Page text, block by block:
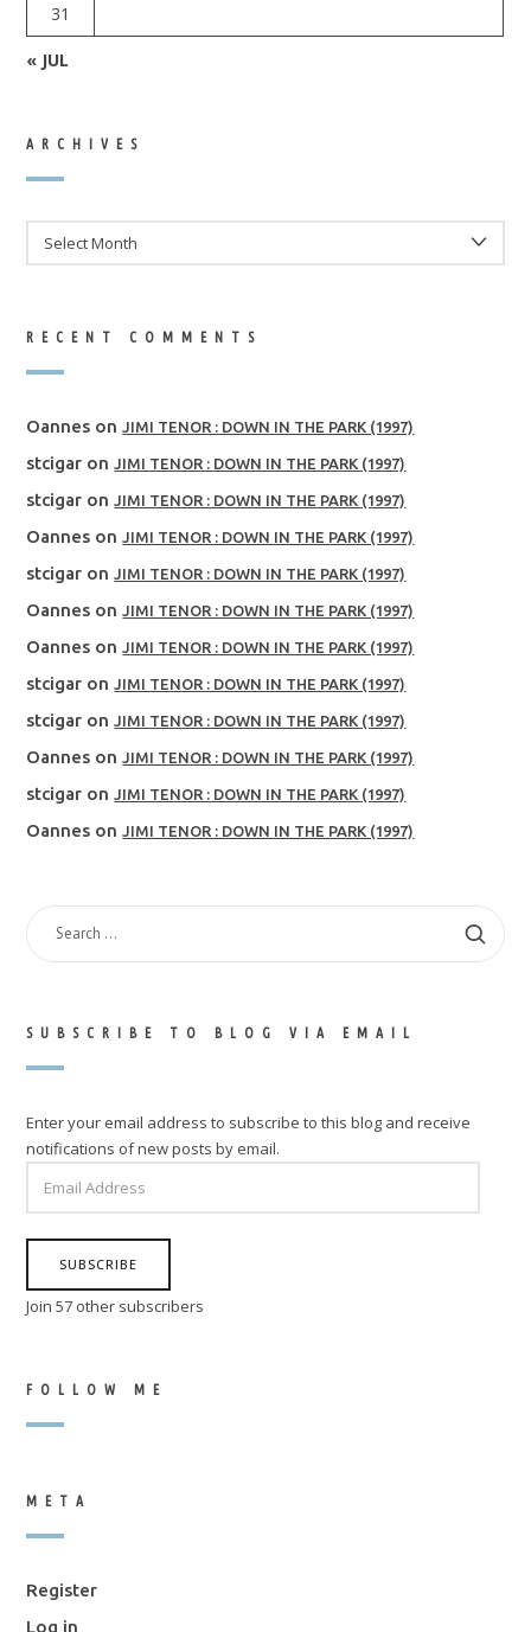
31
« JUL
ARCHIVES
RECENT COMMENTS
Oannes on JIMI TENOR : DOWN IN THE PARK (1997)
stcigar on JIMI TENOR : DOWN IN THE PARK (1997)
stcigar on JIMI TENOR : DOWN IN THE PARK (1997)
Oannes on JIMI TENOR : DOWN IN THE PARK (1997)
stcigar on JIMI TENOR : DOWN IN THE PARK (1997)
Oannes on JIMI TENOR : DOWN IN THE PARK (1997)
Oannes on JIMI TENOR : DOWN IN THE PARK (1997)
stcigar on JIMI TENOR : DOWN IN THE PARK (1997)
stcigar on JIMI TENOR : DOWN IN THE PARK (1997)
Oannes on JIMI TENOR : DOWN IN THE PARK (1997)
stcigar on JIMI TENOR : DOWN IN THE PARK (1997)
Oannes on JIMI TENOR : DOWN IN THE PARK (1997)
SEARCH
FOR:
SUBSCRIBE TO BLOG VIA EMAIL
Enter your email address to subscribe to this blog and receive
notifications of new posts by email.
ADDRESS
SUBSCRIBE
Join 57 other subscribers
FOLLOW ME
META
Register
Log in